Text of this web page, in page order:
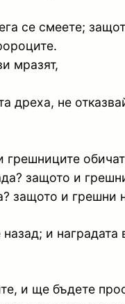
се смеете;
мразят,
дреха, не
защото и
защото и грешни
и
и ще бъдете